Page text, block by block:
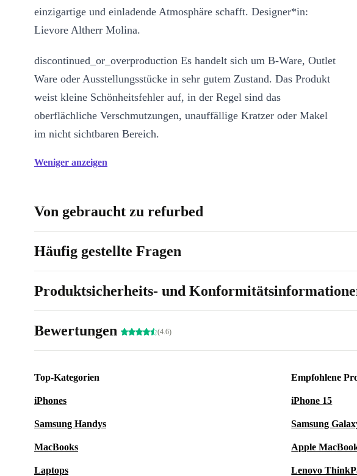
einzigartige und einladende Atmosphäre schafft. Designer*in:
Lievore Altherr Molina.
discontinued_or_overproduction Es handelt sich um B-Ware, Outlet
Ware oder Ausstellungsstücke in sehr gutem Zustand. Das Produkt
weist kleine Schönheitsfehler auf, in der Regel sind das
oberflächliche Verschmutzungen, unauffällige Kratzer oder Makel
im nicht sichtbaren Bereich.
Weniger anzeigen
Von gebraucht zu refurbed
Häufig gestellte Fragen
Produktsicherheits- und
Bewertungen (4.6)
Top-Kategorien
iPhones
Samsung Handys
MacBooks
Laptops
Empfohlene
iPhone 15
Samsung
Apple
Lenovo